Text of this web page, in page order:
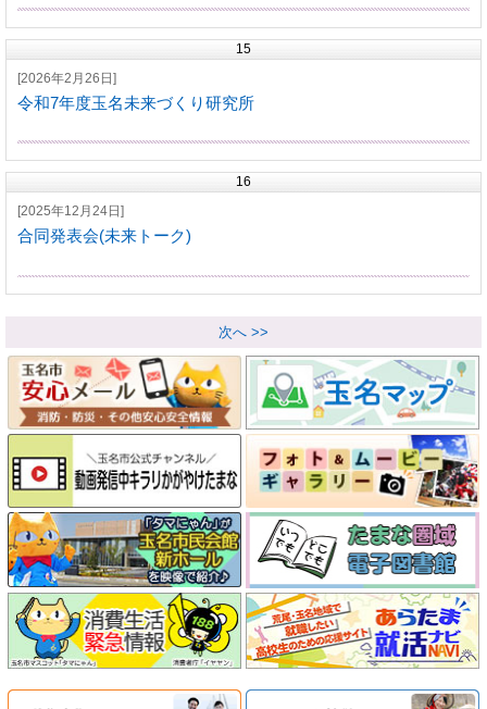
15
[2026年2月26日]
令和7年度玉名未来づくり研究所
16
[2025年12月24日]
合同発表会(未来トーク)
次へ >>